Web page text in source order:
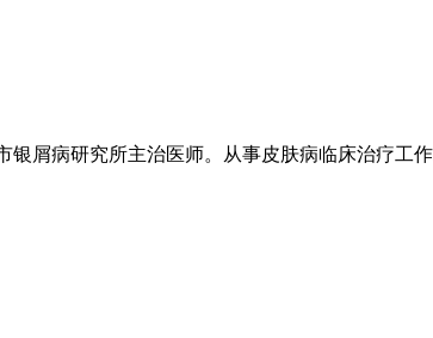
屑病研究所主治医师。从事皮肤病临床治疗工